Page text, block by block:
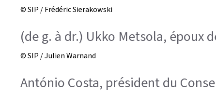
© SIP / Frédéric Sierakowski
(de g. à dr.) Ukko Metsola, époux
© SIP / Julien Warnand
António Costa, président du